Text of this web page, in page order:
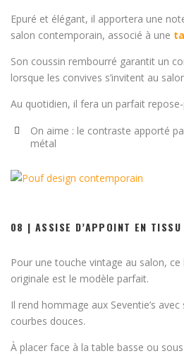
Epuré et élégant, il apportera une
salon contemporain, associé à une
Son coussin rembourré garantit un
lorsque les convives s’invitent au
Au quotidien, il fera un parfait
On aime : le contraste apporté
métal
08 | ASSISE D’APPOINT EN TISSU
Pour une touche vintage au salon,
originale est le modèle parfait.
Il rend hommage aux Seventie’s
courbes douces.
À placer face à la table basse ou